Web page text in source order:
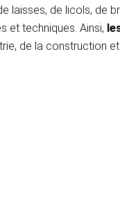
laisses, de licols, de
et techniques. Ainsi,
de la construction